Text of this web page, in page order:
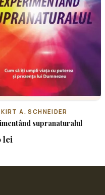
A. SCHNEIDER
supranaturalul
lei